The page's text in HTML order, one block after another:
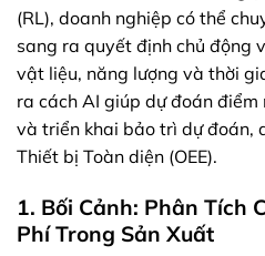
(RL), doanh nghiệp có thể
sang ra quyết định chủ động
vật liệu, năng lượng và thời
ra cách AI giúp dự đoán
và triển khai bảo trì dự đoán,
Thiết bị Toàn diện (OEE).
1. Bối Cảnh: Phân Tích
Phí Trong Sản Xuất